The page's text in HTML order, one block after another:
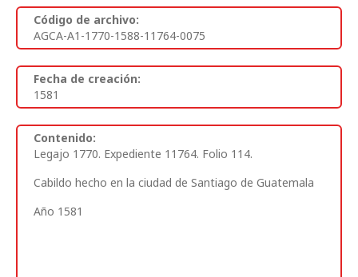
Código de archivo:
AGCA-A1-1770-1588-11764-0075
Fecha de creación:
1581
Contenido:
Legajo 1770. Expediente 11764. Folio 114.
Cabildo hecho en la ciudad de Santiago de Guatemala
Año 1581